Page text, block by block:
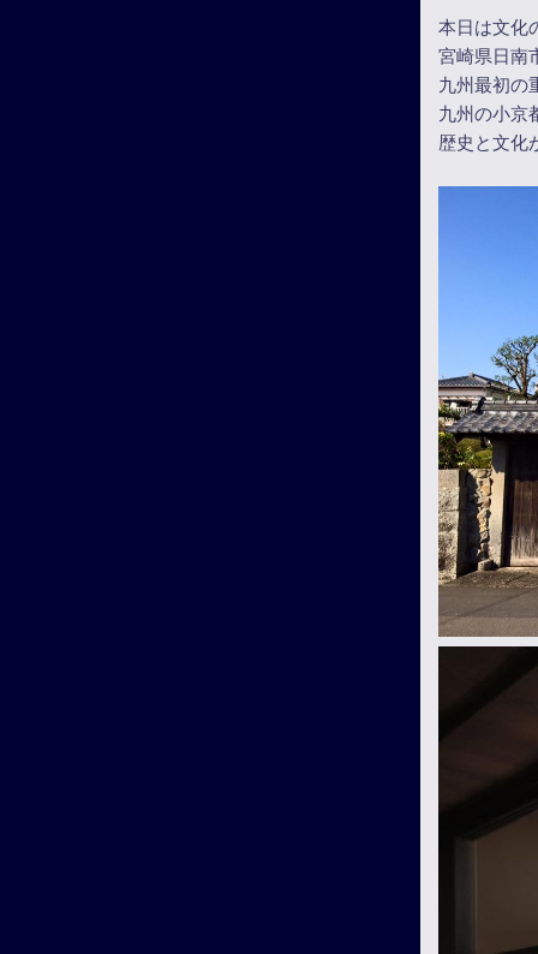
本日は文化
宮崎県日南
九州最初の
九州の小京
歴史と文化